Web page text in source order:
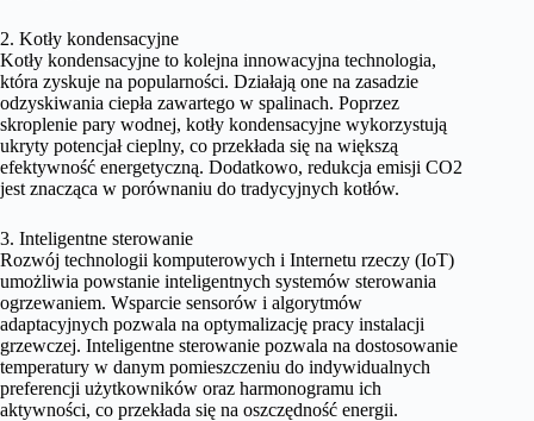
2. Kotły kondensacyjne
Kotły kondensacyjne to kolejna innowacyjna technologia,
która zyskuje na popularności. Działają one na zasadzie
odzyskiwania ciepła zawartego w spalinach. Poprzez
skroplenie pary wodnej, kotły kondensacyjne wykorzystują
ukryty potencjał cieplny, co przekłada się na większą
efektywność energetyczną. Dodatkowo, redukcja emisji CO2
jest znacząca w porównaniu do tradycyjnych kotłów.
3. Inteligentne sterowanie
Rozwój technologii komputerowych i Internetu rzeczy (IoT)
umożliwia powstanie inteligentnych systemów sterowania
ogrzewaniem. Wsparcie sensorów i algorytmów
adaptacyjnych pozwala na optymalizację pracy instalacji
grzewczej. Inteligentne sterowanie pozwala na dostosowanie
temperatury w danym pomieszczeniu do indywidualnych
preferencji użytkowników oraz harmonogramu ich
aktywności, co przekłada się na oszczędność energii.